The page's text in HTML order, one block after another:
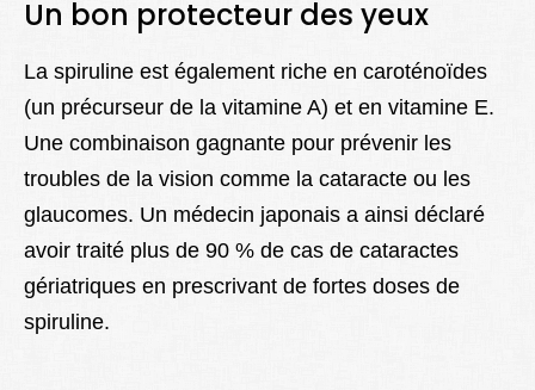
Un bon protecteur des yeux
La spiruline est également riche en caroténoïdes
(un précurseur de la vitamine A) et en vitamine E.
Une combinaison gagnante pour prévenir les
troubles de la vision comme la cataracte ou les
glaucomes. Un médecin japonais a ainsi déclaré
avoir traité plus de 90 % de cas de cataractes
gériatriques en prescrivant de fortes doses de
spiruline.